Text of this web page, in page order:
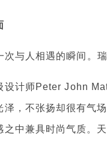
与人相遇的瞬间。
师Peter John
，不张扬却很有气
中兼具时尚气质。